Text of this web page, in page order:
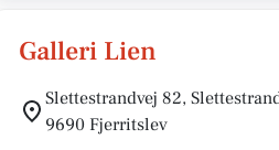
Galleri Lien
Slettestrandvej 82,
9690 Fjerritslev